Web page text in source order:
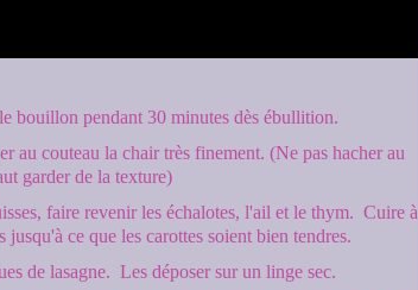
bouillon pendant 30 minutes dès ébullition.
au couteau la chair très finement. (Ne pas hacher au
garder de la texture)
faire revenir les échalotes, l'ail et le thym. Cuire à
ce que les carottes soient bien tendres.
de lasagne. Les déposer sur un linge sec.